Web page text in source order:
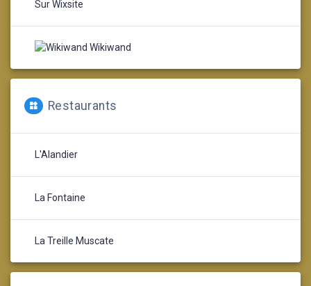
Sur Wixsite
Wikiwand
Restaurants
L'Alandier
La Fontaine
La Treille Muscate